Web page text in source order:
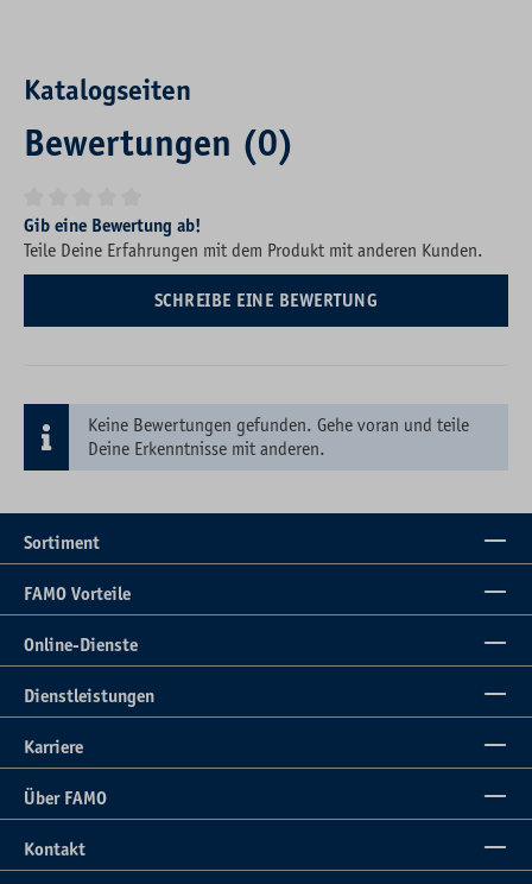
Katalogseiten
Bewertungen (0)
Durchschnittliche Bewertung von 0 von 5 Sternen
Gib eine Bewertung ab!
Teile Deine Erfahrungen mit dem Produkt mit anderen Kunden.
SCHREIBE EINE BEWERTUNG
Keine Bewertungen gefunden. Gehe voran und teile
Deine Erkenntnisse mit anderen.
Sortiment
FAMO Vorteile
Online-Dienste
Dienstleistungen
Karriere
Über FAMO
Kontakt